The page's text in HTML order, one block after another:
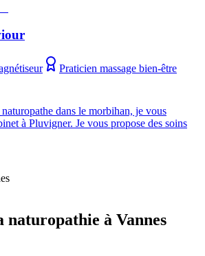
Praticien massage bien-être
dans le morbihan, je vous
à Pluvigner. Je vous propose des soins
naturopathie à Vannes